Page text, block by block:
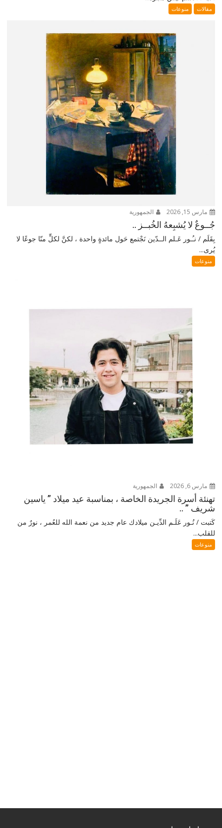
مقالات منوعات
مارس 15, 2026 الجمهورية
جُــوعٌ لا يُشبِعهُ الخُبــز ..
بِقَلَم / نـُـور عَـلم الــدّين نَجْتمع حَول مائدةٍ واحدة ، لكنَّ لكلٍّ منّا جوعًا لا
يُرى...
منوعات
مارس 6, 2026 الجمهورية
تهنئة أسرة الجريدة الخاصة ، بمناسبة عيد ميلاد ” ياسين
شريف ” ..
كَتبت / نُـور عَلَـم الدِّيـن ميلادك عام جديد من نعمة الله للعُمر ، نورٌ من
للقلب...
منوعات